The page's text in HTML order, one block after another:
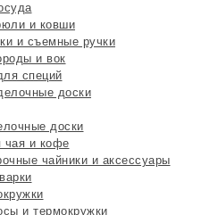
и ковши
и съемные ручки
и вок
специй
доски
доски
чая и кофе
чайники и аксессуары
и термокружки